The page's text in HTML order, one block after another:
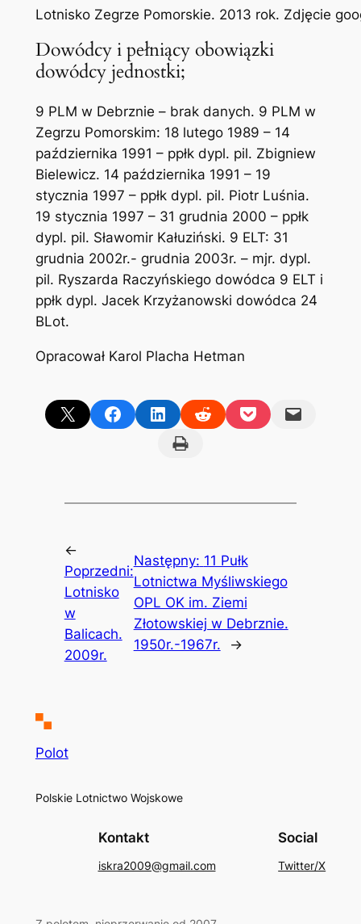
Lotnisko Zegrze Pomorskie. 2013 rok. Zdjęcie
Dowódcy i pełniący obowiązki
dowódcy jednostki;
9 PLM w Debrznie – brak danych. 9 PLM w
Zegrzu Pomorskim: 18 lutego 1989 – 14
października 1991 – ppłk dypl. pil. Zbigniew
Bielewicz. 14 października 1991 – 19
stycznia 1997 – ppłk dypl. pil. Piotr Luśnia.
19 stycznia 1997 – 31 grudnia 2000 – ppłk
dypl. pil. Sławomir Kałuziński. 9 ELT: 31
grudnia 2002r.- grudnia 2003r. – mjr. dypl.
pil. Ryszarda Raczyńskiego dowódca 9 ELT i
ppłk dypl. Jacek Krzyżanowski dowódca 24
BLot.
Opracował Karol Placha Hetman
Share on X Share on FacebookShare on LinkedInShare on RedditShare on PocketEmail this Page
Print this Page
←
Poprzedni:
Lotnisko
w
Balicach.
2009r.
Następny: 11 Pułk
Lotnictwa Myśliwskiego
OPL OK im. Ziemi
Złotowskiej w Debrznie.
1950r.-1967r.
→
Polot
Polskie Lotnictwo Wojskowe
Kontakt
iskra2009@gmail.com
Social
Twitter/X